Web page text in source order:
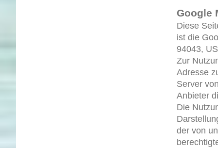
Google
Diese
ist die
94043,
Zur
Adresse
Server
Anbieter
Die
der von